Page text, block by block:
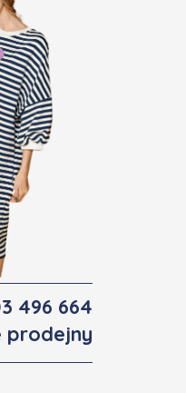
496 664
prodejny